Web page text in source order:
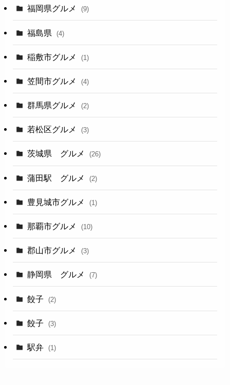
福岡県グルメ (9)
福島県 (4)
稲敷市グルメ (1)
笠間市グルメ (4)
群馬県グルメ (2)
若松区グルメ (3)
茨城県 グルメ (26)
蒲田駅 グルメ (2)
豊見城市グルメ (1)
那覇市グルメ (10)
郡山市グルメ (3)
静岡県 グルメ (7)
餃子 (2)
餃子 (3)
駅弁 (1)